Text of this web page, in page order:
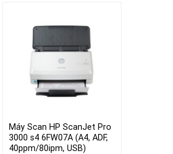
Máy Scan HP ScanJet Pro
3000 s4 6FW07A (A4, ADF,
40ppm/80ipm, USB)